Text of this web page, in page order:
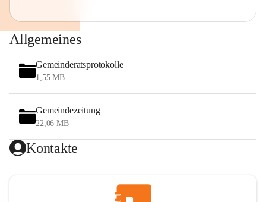
Allgemeines
Gemeinderatsprotokolle
1,55 MB
Gemeindezeitung
22,06 MB
Kontakte